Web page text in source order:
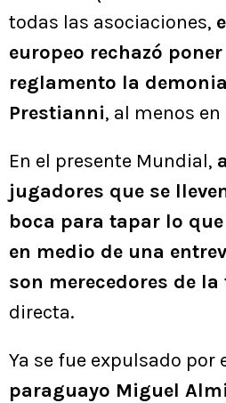
todas las asociaciones,
europeo rechazó
reglamento la
Prestianni, al menos
En el presente Mundial,
jugadores que se
boca para tapar lo
en medio de una
son merecedores de
directa.
Ya se fue expulsado por
paraguayo Miguel